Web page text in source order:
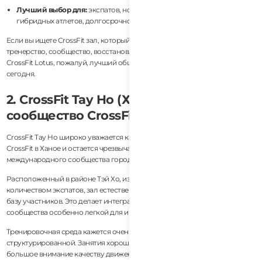
Лучший выбор для:экспатов, новичков, путешественников,
гибридных атлетов, долгосрочного фитнеса
Если вы ищете CrossFit зал, который сочетает в себе сильное
тренерство, сообщество, восстановление и баланс образа жизни,
CrossFit Lotus, пожалуй, лучший общий CrossFit опыт во Вьетнаме
сегодня.
2. CrossFit Tay Ho (Ханой) — Лучшее
сообщество CrossFit в Ханое
CrossFit Tay Ho широко уважается как один из самых известных залов
CrossFit в Ханое и остается чрезвычайно популярным среди
международного сообщества города.
Расположенный в районе Тэй Хо, известном своим большим
количеством экспатов, зал естественно привлекает международную
базу участников. Это делает интеграцию в фитнес и социальные
сообщества особенно легкой для иностранцев, переезжающих в Ханой.
Тренировочная среда кажется очень профессиональной и
структурированной. Занятия хорошо организованы, тренеры уделяют
большое внимание качеству движений, а варианты масштабирования